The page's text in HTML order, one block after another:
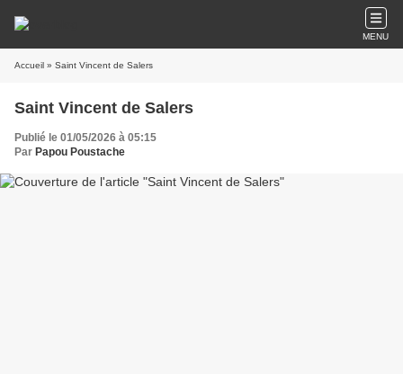
MENU
Accueil » Saint Vincent de Salers
Saint Vincent de Salers
Publié le 01/05/2026 à 05:15
Par Papou Poustache